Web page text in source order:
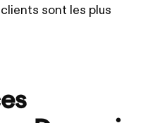
sont les plus